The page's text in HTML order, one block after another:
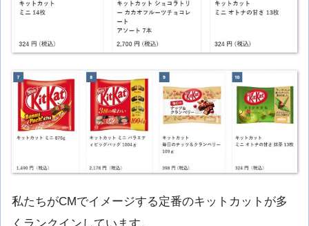
私たちがCMでイメージする定番のキットカットが多
くランクインしています。